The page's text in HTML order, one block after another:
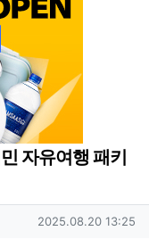
자유여행 패키
작성일
2025.08.20 13:25